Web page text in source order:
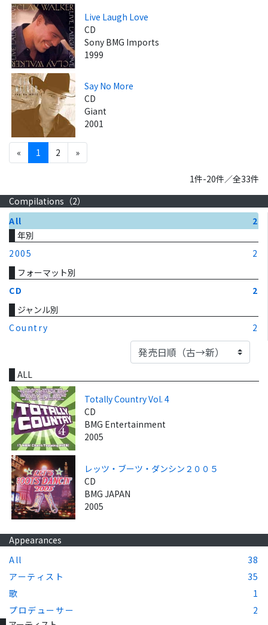
Live Laugh Love
CD
Sony BMG Imports
1999
Say No More
CD
Giant
2001
« 1 2 »
1件-20件／全33件
Compilations（2）
All
2
年別
2005
2
フォーマット別
CD
2
ジャンル別
Country
2
ALL
Totally Country Vol. 4
CD
BMG Entertainment
2005
レッツ・ブーツ・ダンシン２００５
CD
BMG JAPAN
2005
Appearances
All
38
アーティスト
35
歌
1
プロデューサー
2